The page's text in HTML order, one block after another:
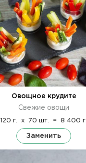
Овощное крудите
Свежие овощи
120 г. x 70 шт. = 8 400 г.
Заменить